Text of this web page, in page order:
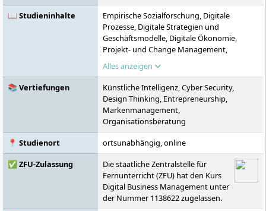
📖 Studieninhalte
Empirische Sozialforschung, Digitale
Prozesse, Digitale Strategien und
Geschäftsmodelle, Digitale Ökonomie,
Projekt- und Change Management,
Qualitative Datenanalyse, Business
Intelligence & Analytics, Digital Leadership &
Transformation, Digitales Marketing &
Social Media, Leadership, Quantitative
Datenanalyse, Praxisprojekt, Wahlmodul,
Master-Thesis
Alles anzeigen
📚 Vertiefungen
Künstliche Intelligenz, Cyber Security,
Design Thinking, Entrepreneurship,
Markenmanagement,
Organisationsberatung
📍 Studienort
ortsunabhängig, online
✅ ZFU-Zulassung
Die staatliche Zentralstelle für
Fernunterricht (ZFU) hat den Kurs
Digital Business Management unter
der Nummer 1138622 zugelassen.